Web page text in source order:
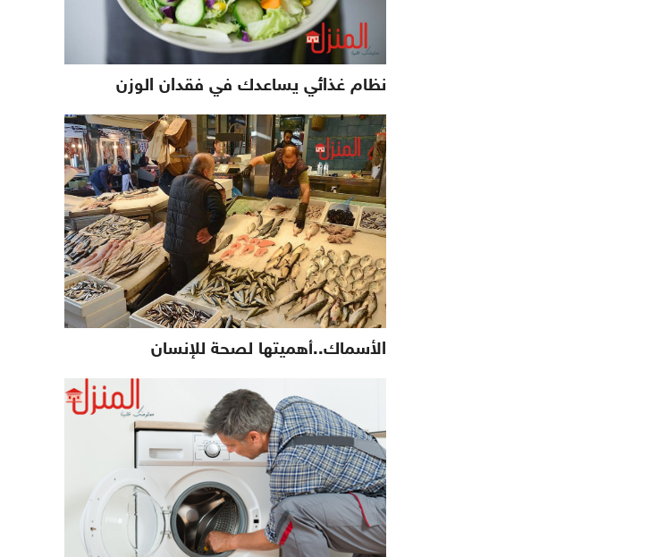
نظام غذائي يساعدك في فقدان الوزن
الأسماك..أهميتها لصحة للإنسان